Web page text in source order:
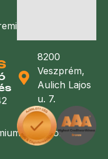
8200
Veszprém,
Aulich Lajos
u. 7.